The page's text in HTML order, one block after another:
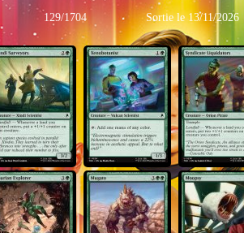
129/1704 Sortie le 13/11/2026